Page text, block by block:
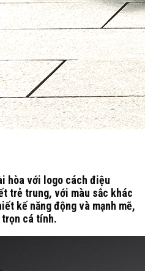
hòa với logo cách điệu
trẻ trung, với màu sắc khác
kế năng động và mạnh mẽ,
cá tính.